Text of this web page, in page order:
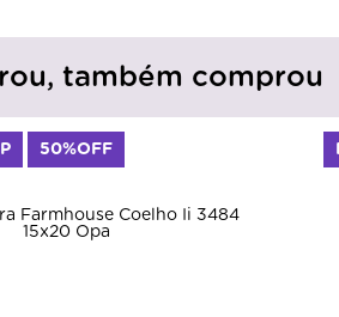
também comprou
Farmhouse Coelho Ii 3484
15x20 Opa
50%OFF